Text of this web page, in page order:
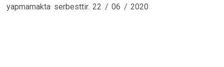
yapmamakta serbesttir. 22 / 06 / 2020